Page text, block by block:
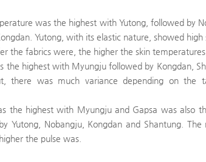
was the highest with Yutong, followed by
Yutong, with its elastic nature, showed
the fabrics were, the higher the skin temperatures
the highest with Myungju followed by Kongdan,
there was much variance depending on the
the highest with Myungju and Gapsa was also
Yutong, Nobangju, Kongdan and Shantung.
the pulse was.